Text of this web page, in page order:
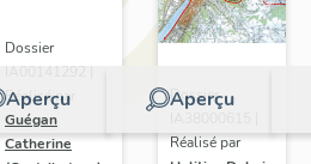
Aperçu
Dossier
IA00141292 |
Réalisé par
Guégan
Catherine
Aperçu
Dossier
Réalisé par